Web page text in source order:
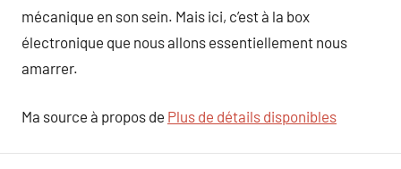
mécanique en son sein. Mais ici, c’est à la box
électronique que nous allons essentiellement nous
amarrer.
Ma source à propos de Plus de détails disponibles